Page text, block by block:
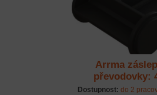
Arrma
převodovky:
Dostupnost: do 2